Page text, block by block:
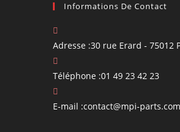
Informations De Contact
Adresse :30 rue Erard - 75012
Téléphone :01 49 23 42 23
E-mail :contact@mpi-parts.com